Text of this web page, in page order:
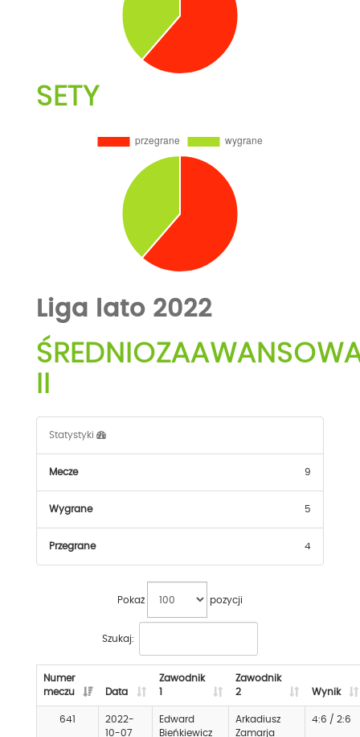
SETY
Liga lato 2022
Statystyki
Mecze 9
Wygrane 5
Przegrane 4
Pokaż pozycji
Szukaj:
Numer
meczu
Data
Zawodnik
1
Zawodnik
2
Wynik
641
2022-
10-07
Edward
Bieńkiewicz
Arkadiusz
Zamarja
4:6 / 2:6